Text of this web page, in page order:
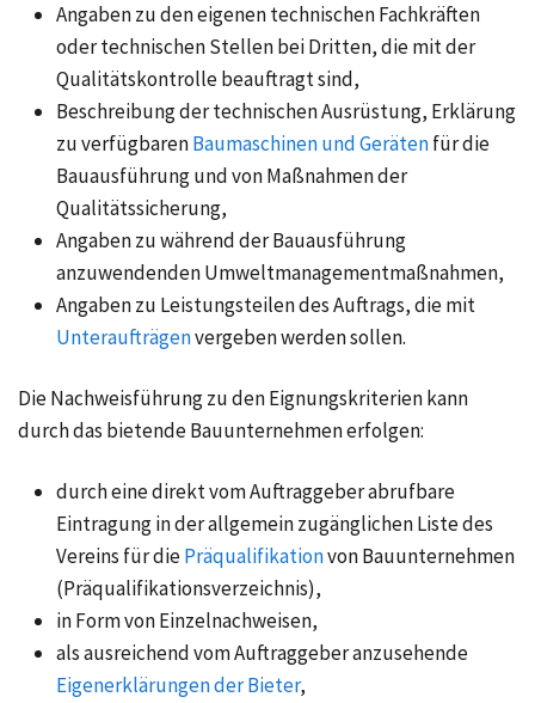
Angaben zu den eigenen technischen Fachkräften
oder technischen Stellen bei Dritten, die mit der
Qualitätskontrolle beauftragt sind,
Beschreibung der technischen Ausrüstung, Erklärung
zu verfügbarenBaumaschinen und Gerätenfür die
Bauausführung und von Maßnahmen der
Qualitätssicherung,
Angaben zu während der Bauausführung
anzuwendenden Umweltmanagementmaßnahmen,
Angaben zu Leistungsteilen des Auftrags, die mit
Unteraufträgenvergeben werden sollen.
Die Nachweisführung zu den Eignungskriterien kann
durch das bietende Bauunternehmen erfolgen:
durch eine direkt vom Auftraggeber abrufbare
Eintragung in der allgemein zugänglichen Liste des
Vereins für diePräqualifikationvon Bauunternehmen
(Präqualifikationsverzeichnis),
in Form von Einzelnachweisen,
als ausreichend vom Auftraggeber anzusehende
Eigenerklärungen der Bieter,